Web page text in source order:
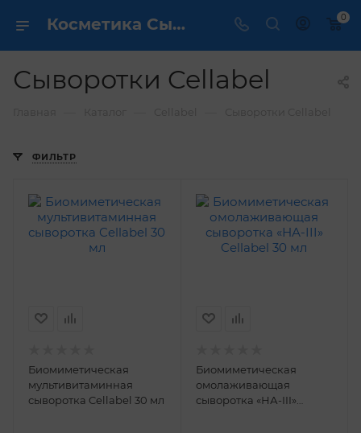
Косметика Сыворотки Cellabel - купить в интернет магазине ✔️ по выгодной цене 0
Сыворотки Cellabel
ФИЛЬТР
Биомиметическая
мультивитаминная
сыворотка Cellabel 30 мл
Биомиметическая
омолаживающая
сыворотка «НА-III»